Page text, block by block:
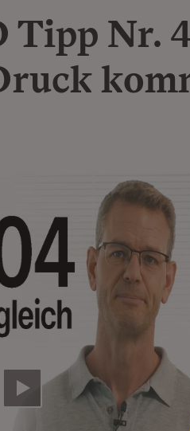
Tipp Nr.
Video abspielen